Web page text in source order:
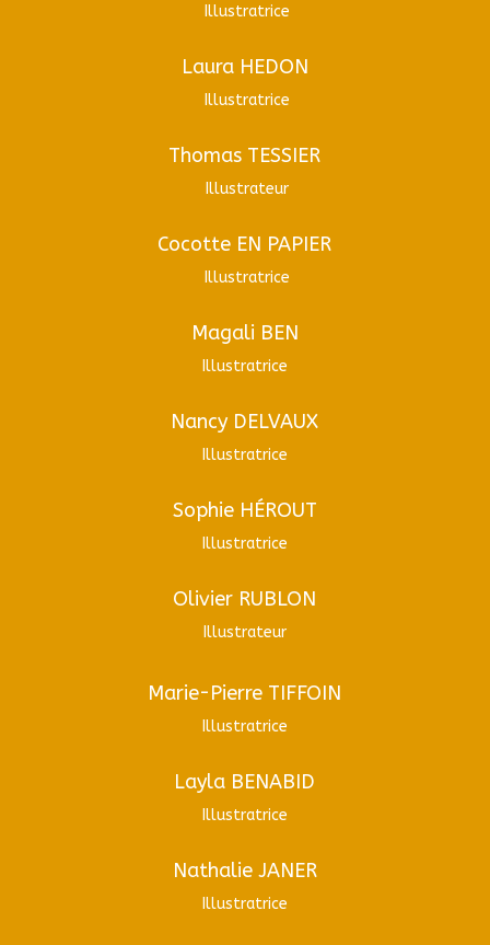
Illustratrice
Laura HEDON
Illustratrice
Thomas TESSIER
Illustrateur
Cocotte EN PAPIER
Illustratrice
Magali BEN
Illustratrice
Nancy DELVAUX
Illustratrice
Sophie HÉROUT
Illustratrice
Olivier RUBLON
Illustrateur
Marie-Pierre TIFFOIN
Illustratrice
Layla BENABID
Illustratrice
Nathalie JANER
Illustratrice